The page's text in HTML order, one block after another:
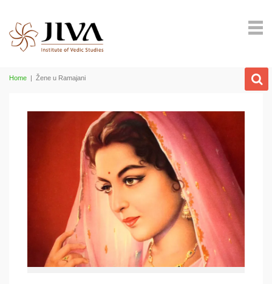
Home | Žene u Ramajani